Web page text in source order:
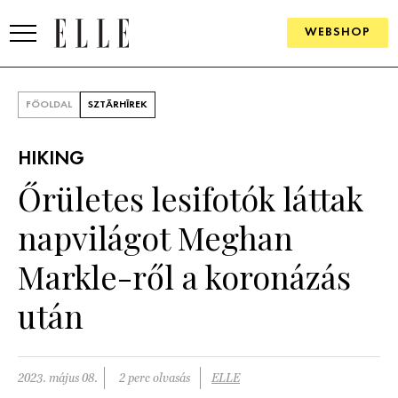
WEBSHOP
SZÉPSÉG
KULTÚRA
PSZICHÉ
PÁRKAPCSOLAT
FŐOLDAL SZTÁRHÍREK
HIKING
Őrületes lesifotók láttak
napvilágot Meghan
Markle-ről a koronázás
után
2023. május 08. 2 perc olvasás ELLE